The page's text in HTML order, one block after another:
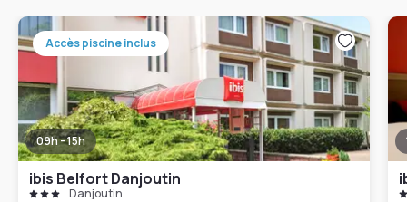
Accès piscine inclus
09h - 15h
ibis Belfort Danjoutin
Danjoutin